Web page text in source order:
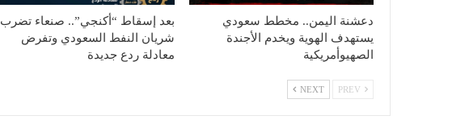
دعشنة اليمن.. مخطط سعودي
يستهدف الهوية ويخدم الأجندة
الصهيوأمريكية
بعد إسقاط “أكنجي”.. صنعاء تضرب
شريان النفط السعودي وتفرض
معادلة ردع جديدة
NEXT